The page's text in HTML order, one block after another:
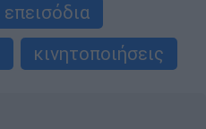
επεισόδια
κινητοποιήσεις